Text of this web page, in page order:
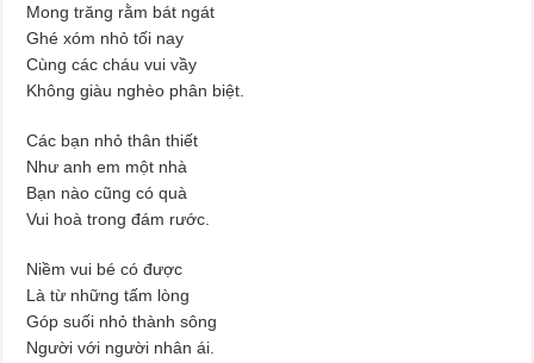
Mong trăng rằm bát ngát
Ghé xóm nhỏ tối nay
Cùng các cháu vui vầy
Không giàu nghèo phân biệt.
Các bạn nhỏ thân thiết
Như anh em một nhà
Bạn nào cũng có quà
Vui hoà trong đám rước.
Niềm vui bé có được
Là từ những tấm lòng
Góp suối nhỏ thành sông
Người với người nhân ái.